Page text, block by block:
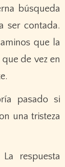
búsqueda
ser contada.
que la
de vez en
pasado si
una tristeza
respuesta